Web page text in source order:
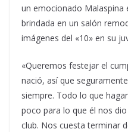
un emocionado Malaspina
brindada en un salón
imágenes del «10» en su
«Queremos festejar el
nació, así que
siempre. Todo lo que
poco para lo que él nos
club. Nos cuesta terminar